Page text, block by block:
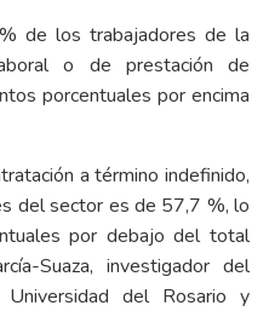
de los trabajadores de la
o de prestación de
porcentuales por encima
a término indefinido,
del sector es de 57,7 %, lo
por debajo del total
Suaza, investigador del
del Rosario y